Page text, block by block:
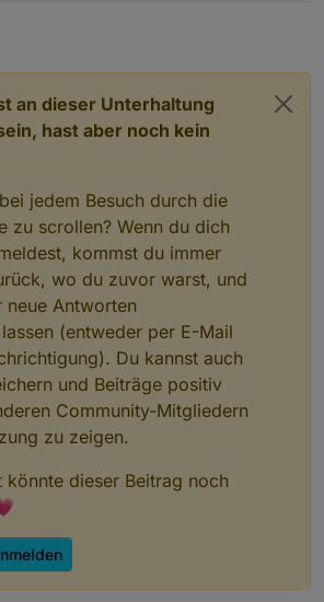
an dieser Unterhaltung
hast aber noch kein
jedem Besuch durch die
zu scrollen? Wenn du dich
kommst du immer
wo du zuvor warst, und
neue Antworten
(entweder per E-Mail
Du kannst auch
und Beiträge positiv
Community-Mitgliedern
zu zeigen.
könnte dieser Beitrag noch